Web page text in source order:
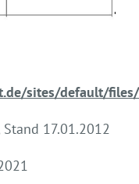
sites/default/
Stand 17.01.2012